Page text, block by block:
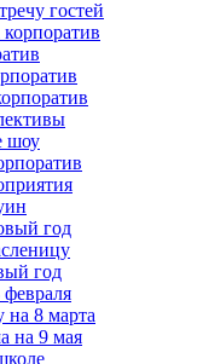
гостей
шоу
год
год
8 марта
на 9 мая